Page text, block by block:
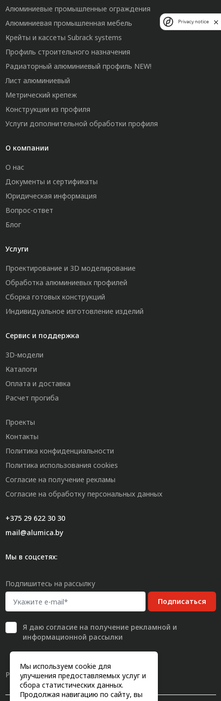
Мы используем cookie для
улучшения предоставляемых услуг и
сбора статистических данных.
Продолжая навигацию по сайту, вы
Алюминиевые промышленные ограждения
Алюминиевая промышленная мебель
Крейты и кассеты Subrack systems
Профиль строительного назначения
Радиаторный алюминиевый профиль NEW!
Лист алюминиевый
Метрический крепеж
Конструкции из профиля
Услуги дополнительной обработки профиля
О компании
О нас
Документы и сертификаты
Юридическая информация
Вопрос-ответ
Блог
Услуги
Проектирование и 3D моделирование
Обработка алюминиевых профилей
Сборка готовых конструкций
Индивидуальное изготовление изделий
Сервис и поддержка
3D-модели
Каталоги
Оплата и доставка
Расчет прогиба
Проекты
Контакты
Политика конфиденциальности
Политика использования cookies
Согласие на получение рекламы
Согласие на обработку персональных данных
+375 29 622 30 30
mail@alumica.by
Мы в соцсетях:
Подпишитесь на рассылку
Подписаться
Я даю согласиена получение рекламной и
информационной рассылки
Разработка сайта
Privacy notice